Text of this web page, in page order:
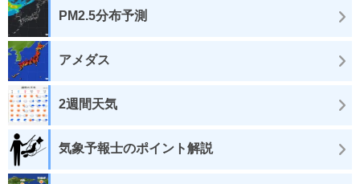
PM2.5分布予測
アメダス
2週間天気
気象予報士のポイント解説